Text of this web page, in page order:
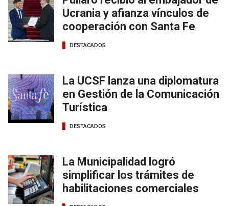
Ucrania y afianza vínculos de
cooperación con Santa Fe
DESTACADOS
La UCSF lanza una diplomatura
en Gestión de la Comunicación
Turística
DESTACADOS
La Municipalidad logró
simplificar los trámites de
habilitaciones comerciales